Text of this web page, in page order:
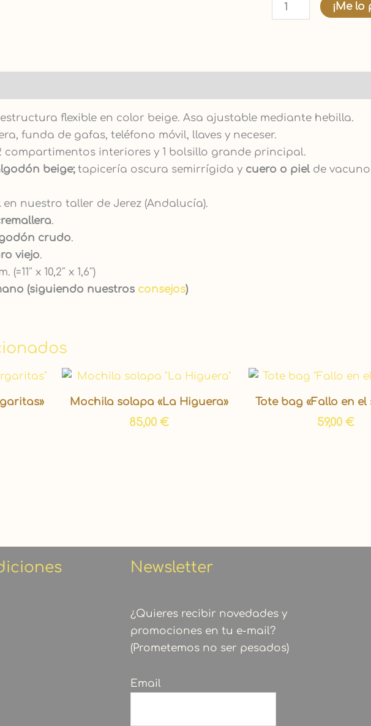
¡Me lo
flexible en color beige. Asa ajustable mediante hebilla.
funda de gafas, teléfono móvil, llaves y neceser.
compartimentos interiores y 1 bolsillo grande principal.
beige;tapicería oscura semirrígida y cuero o piel de
en nuestro taller de Jerez (Andalucía).
.
crudo.
viejo.
x 10,2″ x 1,6″)
(siguiendo nuestros consejos)
Mochila solapa «La Higuera»
85,00 €
Tote bag «Fallo en el
59,00 €
Newsletter
¿Quieres recibir novedades y
promociones en tu e-mail?
(Prometemos no ser pesados)
Email